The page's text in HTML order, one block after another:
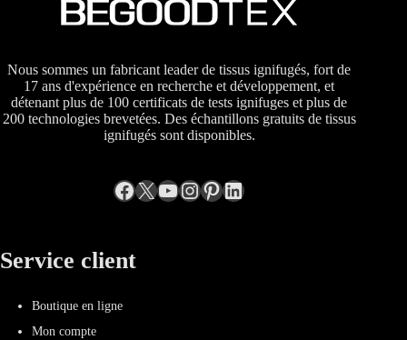
Nous sommes un fabricant leader de tissus ignifugés, fort de
17 ans d'expérience en recherche et développement, et
détenant plus de 100 certificats de tests ignifuges et plus de
200 technologies brevetées. Des échantillons gratuits de tissus
ignifugés sont disponibles.
Facebook
X YouTube
Instagram
Pinterest
LinkedIn
Service client
Boutique en ligne
Mon compte